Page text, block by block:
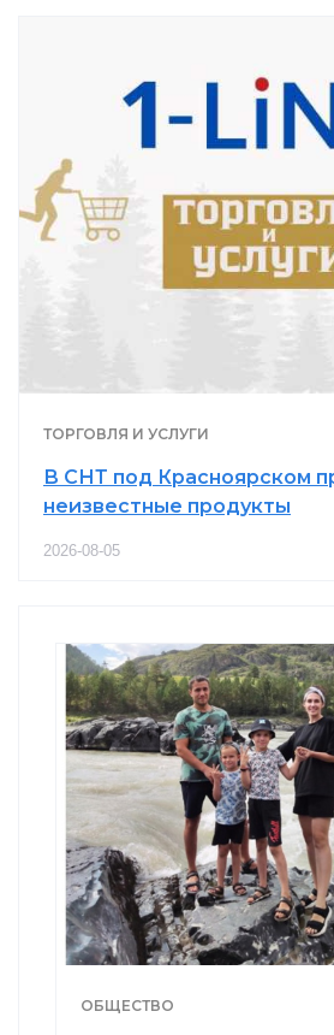
ТОРГОВЛЯ И УСЛУГИ
В СНТ под Красноярском
неизвестные продукты
2026-08-05
ОБЩЕСТВО